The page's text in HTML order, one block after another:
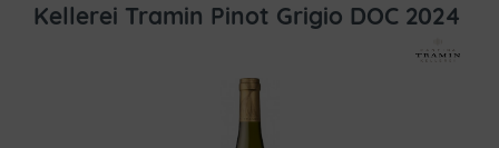
Kellerei Tramin Pinot Grigio DOC 2024